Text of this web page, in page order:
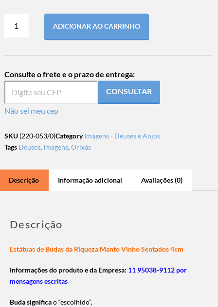
ADICIONAR AO CARRINHO
Consulte o frete e o prazo de entrega:
CONSULTAR
Não sei meu cep
SKU (220-053/0)Category Imagens - Deuses e Anjos
Tags Deuses, Imagens,Orixás
Descrição Informação adicional Avaliações (0)
Descrição
Estátuas de Budas da Riqueza Manto Vinho Sentados 4cm
Informações do produto e da Empresa: 11 95038-9112 por
mensagens escritas
Buda significao “escolhido”,